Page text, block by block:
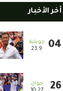
أخر الأخبار
23:9